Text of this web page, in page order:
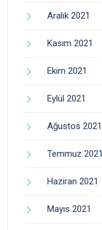
Aralık 2021
Kasım 2021
Ekim 2021
Eylül 2021
Ağustos 2021
Temmuz 2021
Haziran 2021
Mayıs 2021